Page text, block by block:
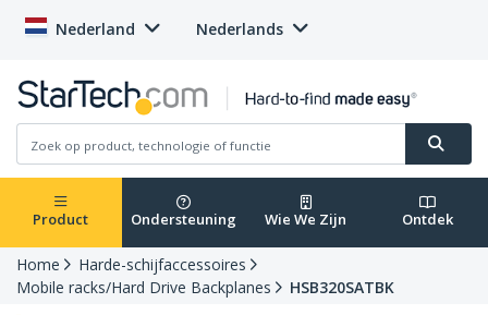
Nederland Nederlands
Product Ondersteuning Wie We Zijn Ontdek
Home
Harde-schijfaccessoires
Mobile racks/Hard Drive Backplanes
HSB320SATBK